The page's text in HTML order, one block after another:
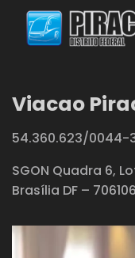
Viacao
54.360.623/0044-
SGON Quadra 6,
Brasília DF –